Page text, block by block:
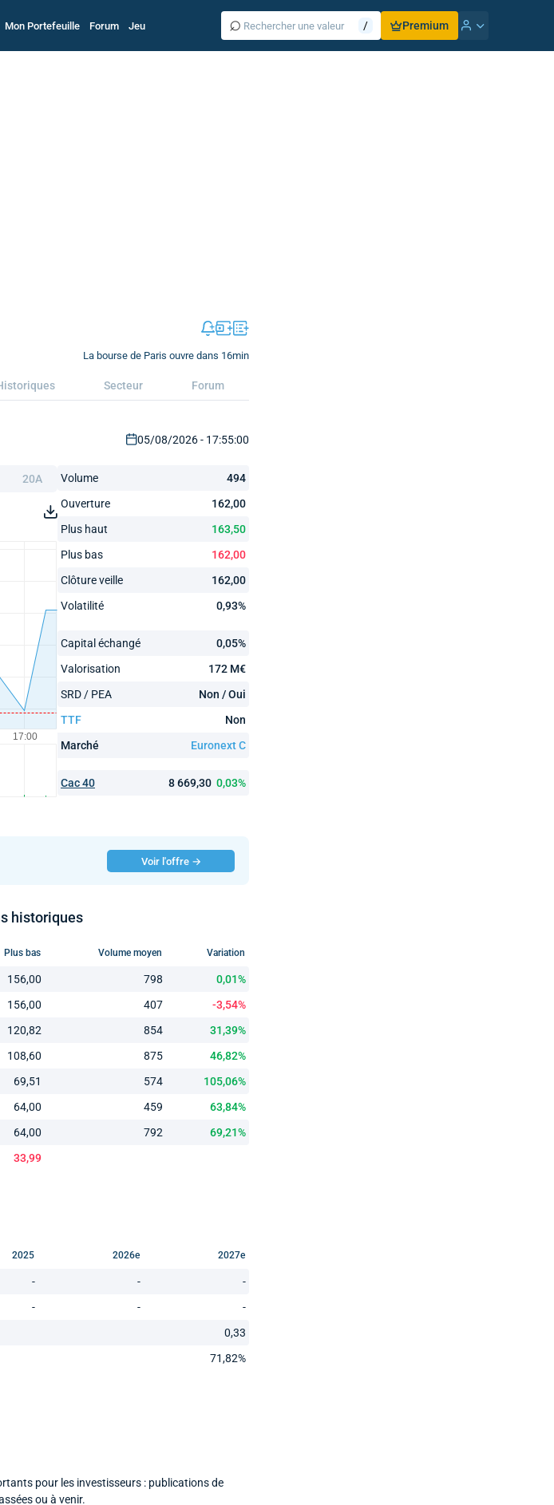
Mon Portefeuille Forum Jeu ⌕ / Premium
La bourse de Paris ouvre dans 16min
Secteur Forum
05/08/2026 - 17:55:00
20A Volume
494
Ouverture
162,00
Plus haut
163,50
Plus bas
162,00
Clôture veille
162,00
Volatilité
0,93%
Capital échangé
0,05%
Valorisation
172 M€
SRD / PEA
Non / Oui
TTF
Non
Marché
Euronext C
Cac 40 8 669,30 0,03%
Voir l'offre →
historiques
Plus bas Volume moyen Variation
156,00 798
0,01%
156,00 407
-3,54%
120,82 854
31,39%
108,60 875
46,82%
69,51 574
105,06%
64,00 459
63,84%
64,00 792
69,21%
33,99
2025 2026e 2027e
- -
-
- -
-
0,33
71,82%
pour les investisseurs : publications de
ou à venir.